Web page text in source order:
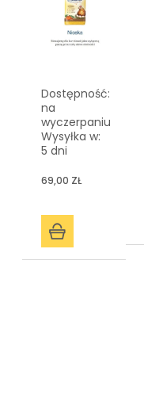
Dostępność:
na
wyczerpaniu
Wysyłka w:
5 dni
69,00 ZŁ